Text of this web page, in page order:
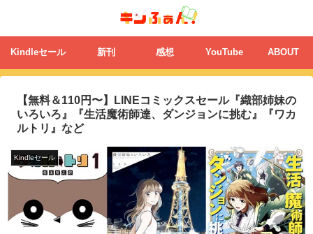
Kindleセール 新刊 感想 YouTube ABOUT
【無料＆110円〜】LINEコミックスセール『織部姉妹の
いろいろ』『生活魔術師達、ダンジョンに挑む』『ワカ
ルトリ』など
Kindleセール